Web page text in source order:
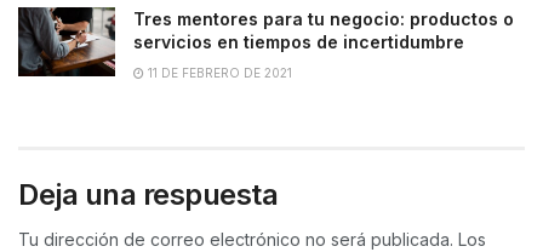
Tres mentores para tu negocio: productos o
servicios en tiempos de incertidumbre
11 DE FEBRERO DE 2021
Deja una respuesta
Tu dirección de correo electrónico no será publicada. Los